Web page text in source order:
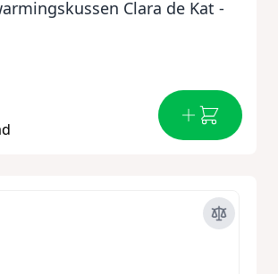
Clara de Kat -